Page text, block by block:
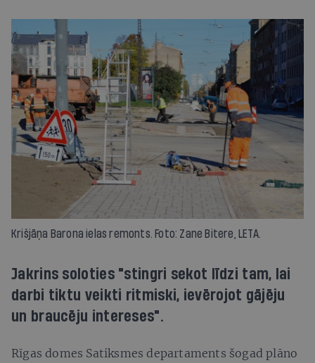
Krišjāņa Barona ielas remonts. Foto: Zane Bitere, LETA.
Jakrins soloties "stingri sekot līdzi tam, lai
darbi tiktu veikti ritmiski, ievērojot gājēju
un braucēju intereses".
Rīgas domes Satiksmes departaments šogad plāno